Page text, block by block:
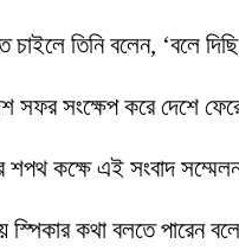
চাইলে তিনি বলেন, ‘বলে
সফর সংক্ষেপ করে দেশে
কক্ষে এই সংবাদ
স্পিকার কথা বলতে পারেন